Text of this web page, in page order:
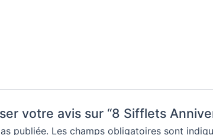
votre avis sur “8 Sifflets
publiée. Les champs obligatoires sont